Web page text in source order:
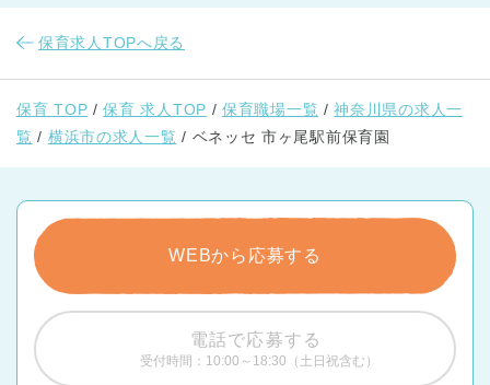
保育求人TOPへ戻る
保育 TOP 保育 求人TOP 保育職場一覧
神奈川県の求人一
覧
横浜市の求人一覧 ベネッセ 市ヶ尾駅前保育園
WEBから応募する
電話で応募する
受付時間：10:00～18:30（土日祝含む）